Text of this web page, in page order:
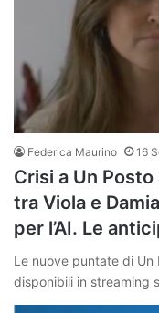
Federica Maurino 16
Crisi a Un
tra Viola e
per l’AI. Le
Le nuove puntate di Un
disponibili in streaming